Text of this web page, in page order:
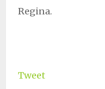
Regina.
Tweet